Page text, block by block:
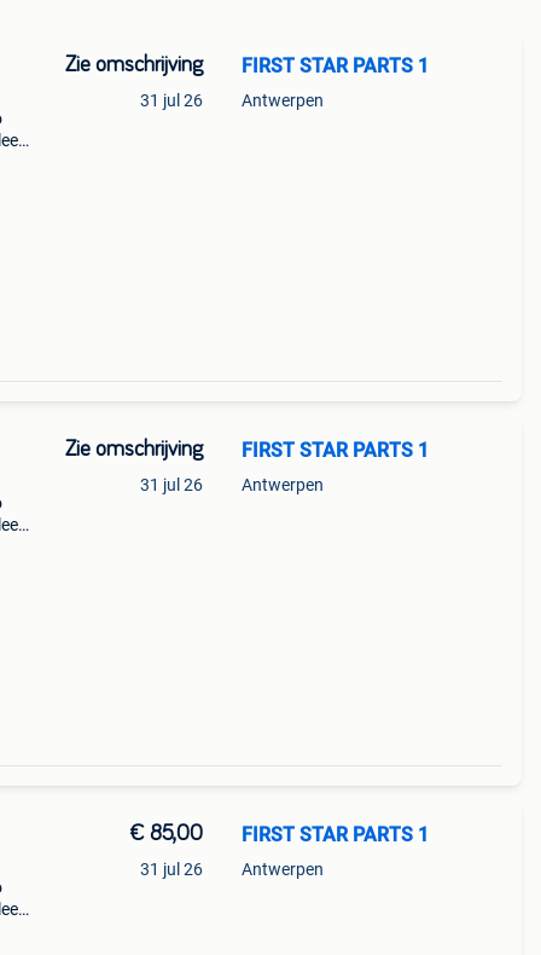
Zie omschrijving
31 jul 26
FIRST STAR PARTS 1
Antwerpen
Zie omschrijving
31 jul 26
FIRST STAR PARTS 1
Antwerpen
€ 85,00
31 jul 26
FIRST STAR PARTS 1
Antwerpen